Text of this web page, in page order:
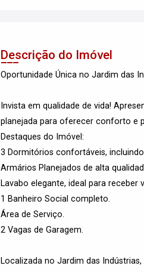
Descrição do Imóvel
Oportunidade Única no Jardim das
Invista em qualidade de vida!
planejada para oferecer conforto e
Destaques do Imóvel:
3 Dormitórios confortáveis,
Armários Planejados de alta
Lavabo elegante, ideal para receber
1 Banheiro Social completo.
Área de Serviço.
2 Vagas de Garagem.
Localizada no Jardim das